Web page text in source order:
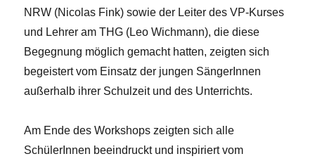
NRW (Nicolas Fink) sowie der Leiter des VP-Kurses
und Lehrer am THG (Leo Wichmann), die diese
Begegnung möglich gemacht hatten, zeigten sich
begeistert vom Einsatz der jungen SängerInnen
außerhalb ihrer Schulzeit und des Unterrichts.
Am Ende des Workshops zeigten sich alle
SchülerInnen beeindruckt und inspiriert vom